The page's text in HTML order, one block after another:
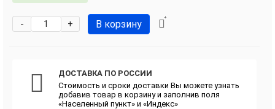
+
- В корзину
ДОСТАВКА ПО РОССИИ
Стоимость и сроки доставки Вы можете узнать
добавив товар в корзину и заполнив поля
«Населенный пункт» и «Индекс»